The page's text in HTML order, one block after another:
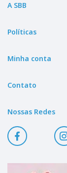
A SBB
Políticas
Minha conta
Contato
Nossas Redes